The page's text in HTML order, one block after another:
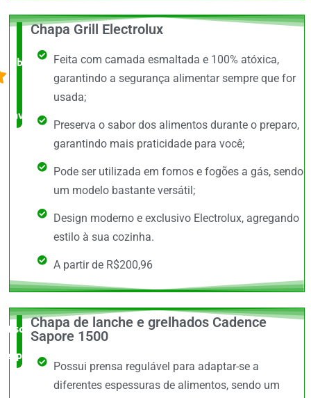
O +
barato,
avaliado!
Chapa Grill Electrolux
Feita com camada esmaltada e 100% atóxica,
garantindo a segurança alimentar sempre que for
usada;
Preserva o sabor dos alimentos durante o preparo,
garantindo mais praticidade para você;
Pode ser utilizada em fornos e fogões a gás, sendo
um modelo bastante versátil;
Design moderno e exclusivo Electrolux, agregando
estilo à sua cozinha.
A partir de R$200,96
Escolha do
especialista
Chapa de lanche e grelhados Cadence
Sapore 1500
Possui prensa regulável para adaptar-se a
diferentes espessuras de alimentos, sendo um